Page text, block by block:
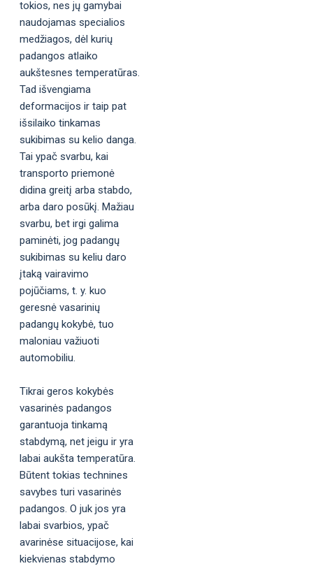
tokios, nes jų gamybai
naudojamas specialios
medžiagos, dėl kurių
padangos atlaiko
aukštesnes temperatūras.
Tad išvengiama
deformacijos ir taip pat
išsilaiko tinkamas
sukibimas su kelio danga.
Tai ypač svarbu, kai
transporto priemonė
didina greitį arba stabdo,
arba daro posūkį. Mažiau
svarbu, bet irgi galima
paminėti, jog padangų
sukibimas su keliu daro
įtaką vairavimo
pojūčiams, t. y. kuo
geresnė vasarinių
padangų kokybė, tuo
maloniau važiuoti
automobiliu.
Tikrai geros kokybės
vasarinės padangos
garantuoja tinkamą
stabdymą, net jeigu ir yra
labai aukšta temperatūra.
Būtent tokias technines
savybes turi vasarinės
padangos. O juk jos yra
labai svarbios, ypač
avarinėse situacijose, kai
kiekvienas stabdymo